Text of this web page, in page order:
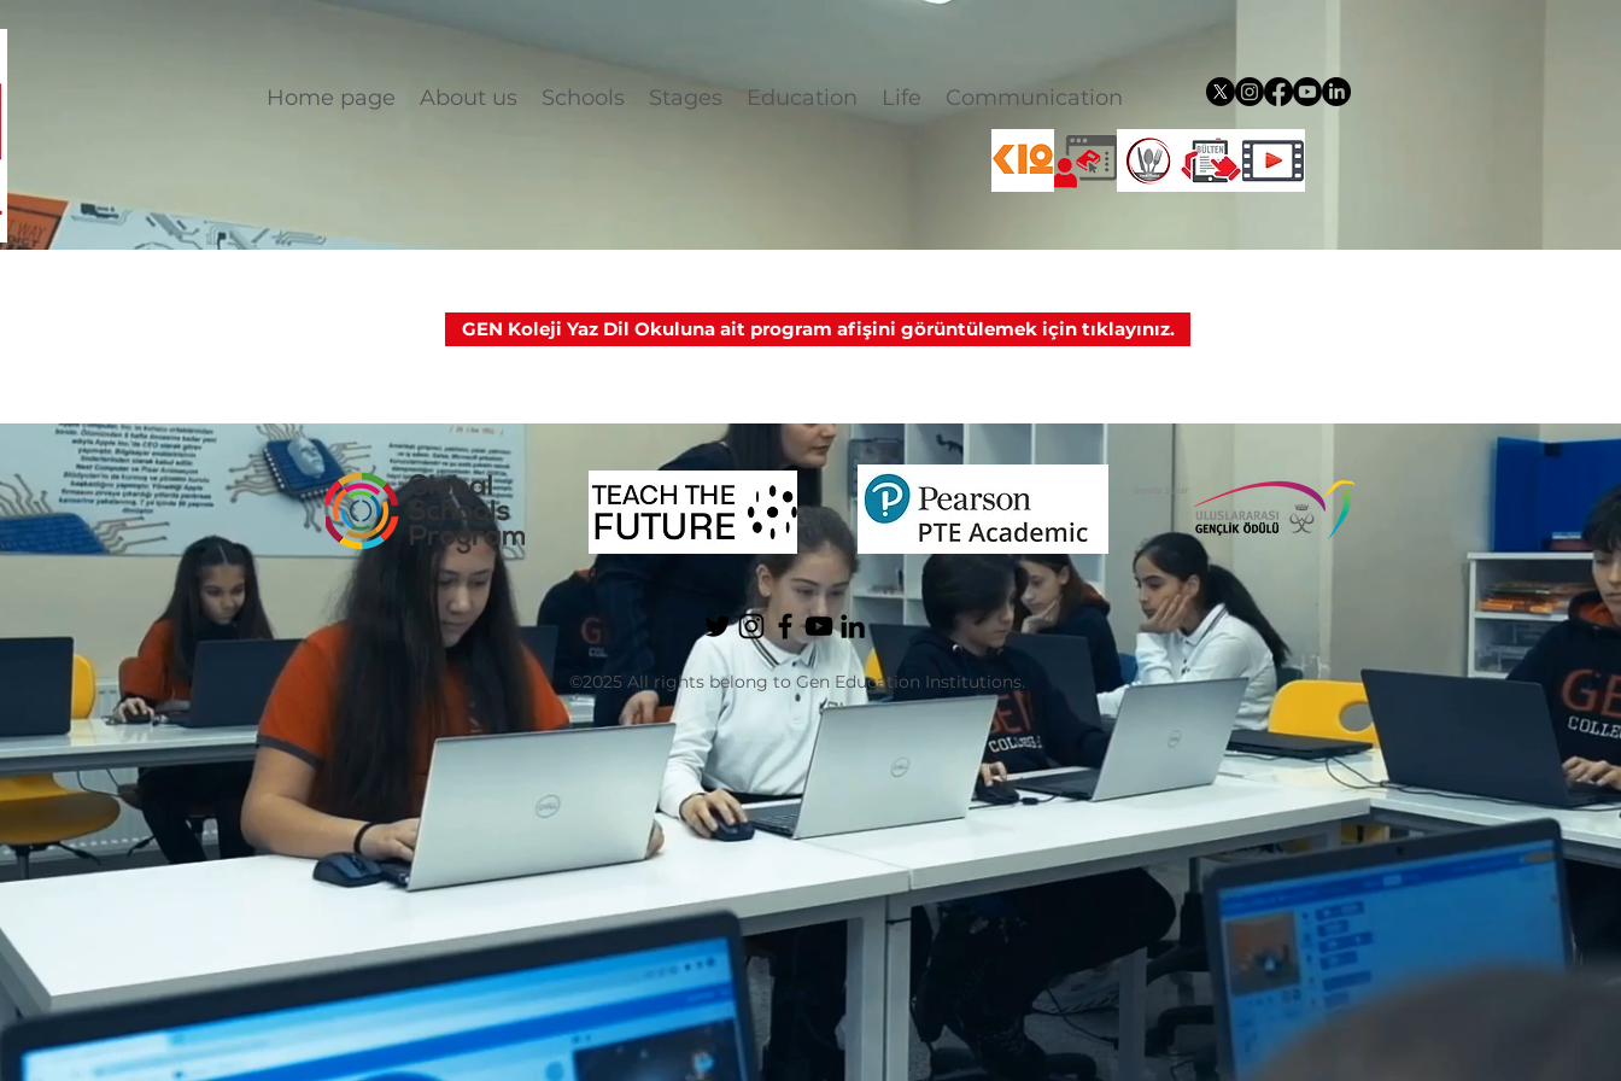
Home page About us Schools Stages Education Life Communication
GEN Koleji Yaz Dil Okuluna ait program afişini görüntülemek için tıklayınız.
©2025 All rights belong to Gen Education Institutions.